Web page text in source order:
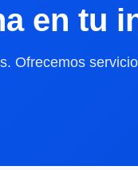
en tu
Ofrecemos